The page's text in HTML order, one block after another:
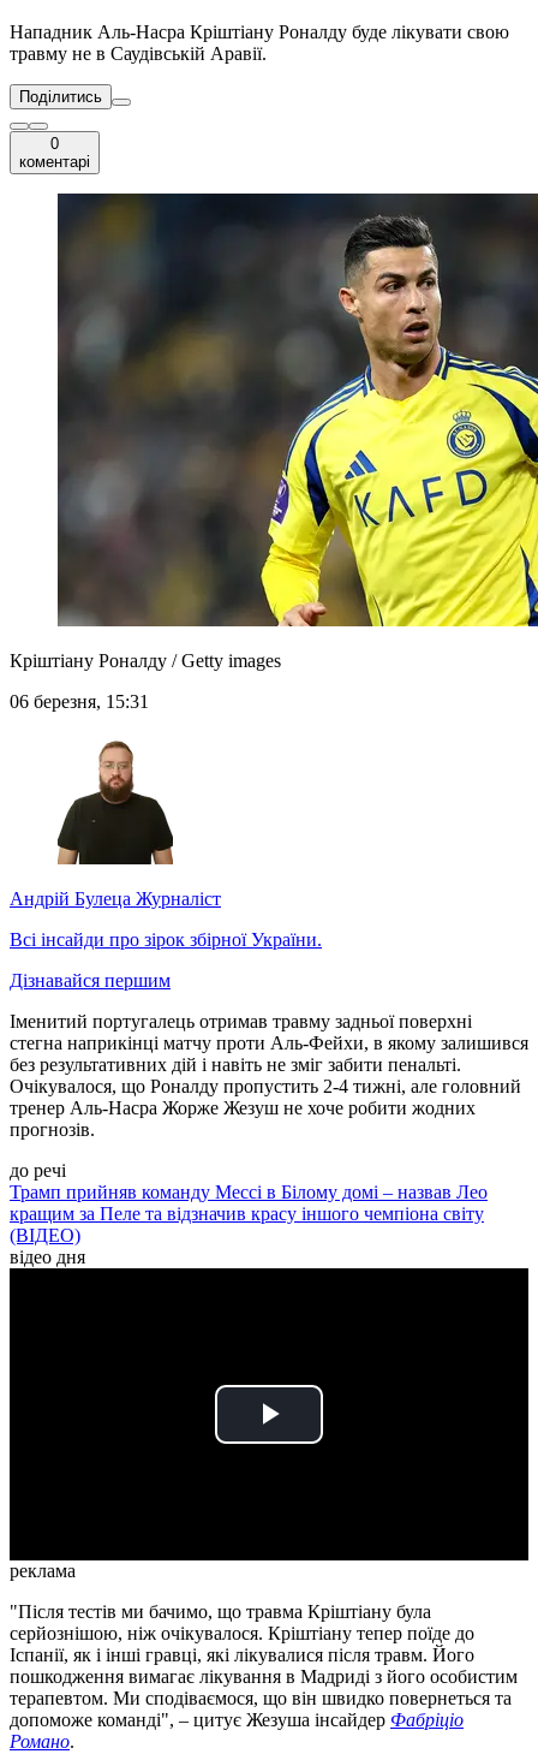
Нападник Аль-Насра Кріштіану Роналду буде лікувати свою
травму не в Саудівській Аравії.
Поділитись
0
коментарі
Кріштіану Роналду / Getty images
06 березня, 15:31
Андрій Булеца Журналіст
Всі інсайди про зірок збірної України.
Дізнавайся першим
Іменитий португалець отримав травму задньої поверхні
стегна наприкінці матчу проти Аль-Фейхи, в якому залишився
без результативних дій і навіть не зміг забити пенальті.
Очікувалося, що Роналду пропустить 2-4 тижні, але головний
тренер Аль-Насра Жорже Жезуш не хоче робити жодних
прогнозів.
до речі
Трамп прийняв команду Мессі в Білому домі – назвав Лео
кращим за Пеле та відзначив красу іншого чемпіона світу
(ВІДЕО)
відео дня
Play
реклама
"Після тестів ми бачимо, що травма Кріштіану була
серйознішою, ніж очікувалося. Кріштіану тепер поїде до
Іспанії, як і інші гравці, які лікувалися після травм. Його
пошкодження вимагає лікування в Мадриді з його особистим
терапевтом. Ми сподіваємося, що він швидко повернеться та
допоможе команді", – цитує Жезуша інсайдер Фабріціо
Романо.